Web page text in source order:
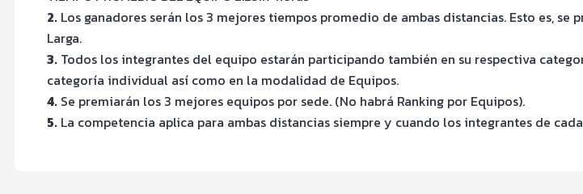
2. Los ganadores serán los 3 mejores tiempos promedio de ambas distancias. Esto es,
Larga.
3. Todos los integrantes del equipo estarán participando también en su respectiva
categoría individual así como en la modalidad de Equipos.
4. Se premiarán los 3 mejores equipos por sede. (No habrá Ranking por Equipos).
5. La competencia aplica para ambas distancias siempre y cuando los integrantes de